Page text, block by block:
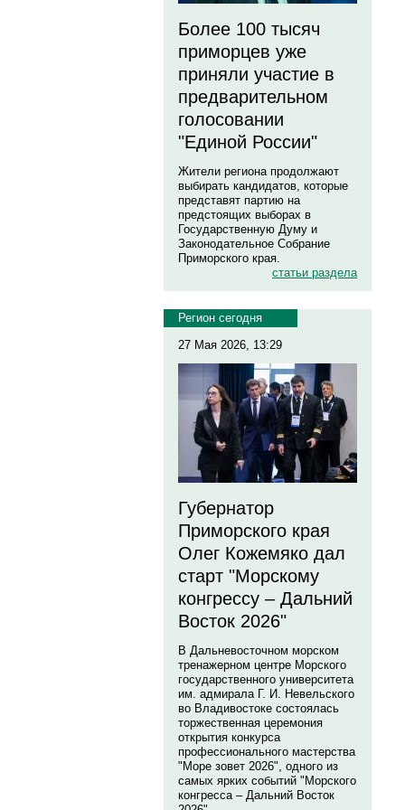
Более 100 тысяч
приморцев уже
приняли участие в
предварительном
голосовании
"Единой России"
Жители региона продолжают
выбирать кандидатов, которые
представят партию на
предстоящих выборах в
Государственную Думу и
Законодательное Собрание
Приморского края.
статьи раздела
Регион сегодня
27 Мая 2026, 13:29
Губернатор
Приморского края
Олег Кожемяко дал
старт "Морскому
конгрессу – Дальний
Восток 2026"
В Дальневосточном морском
тренажерном центре Морского
государственного университета
им. адмирала Г. И. Невельского
во Владивостоке состоялась
торжественная церемония
открытия конкурса
профессионального мастерства
"Море зовет 2026", одного из
самых ярких событий "Морского
конгресса – Дальний Восток